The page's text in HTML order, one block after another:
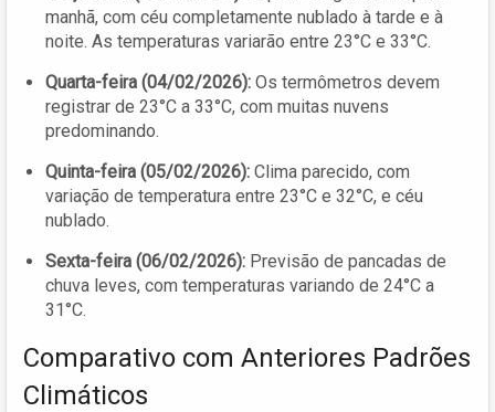
manhã, com céu completamente nublado à tarde e à
noite. As temperaturas variarão entre 23°C e 33°C.
Quarta-feira (04/02/2026): Os termômetros devem
registrar de 23°C a 33°C, com muitas nuvens
predominando.
Quinta-feira (05/02/2026): Clima parecido, com
variação de temperatura entre 23°C e 32°C, e céu
nublado.
Sexta-feira (06/02/2026): Previsão de pancadas de
chuva leves, com temperaturas variando de 24°C a
31°C.
Comparativo com Anteriores Padrões
Climáticos